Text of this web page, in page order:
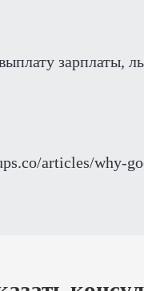
зарплаты,
articles/why-